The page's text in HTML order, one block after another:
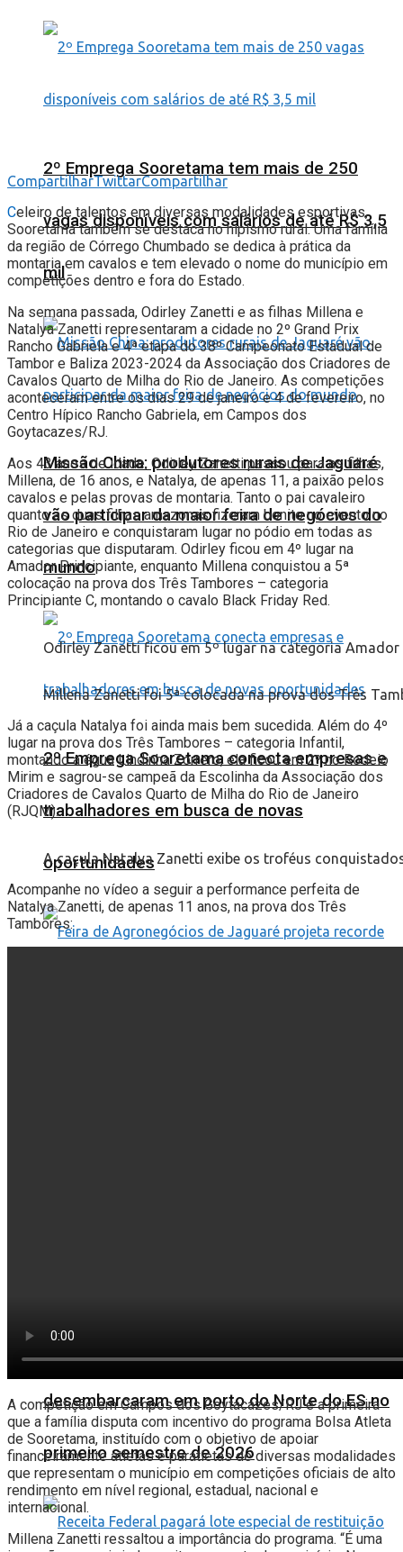
2º Emprega Sooretama tem mais de 250
vagas disponíveis com salários de até R$ 3,5
mil
Missão China: produtores rurais de Jaguaré
vão participar da maior feira de negócios do
mundo
2º Emprega Sooretama conecta empresas e
trabalhadores em busca de novas
oportunidades
desembarcaram em porto do Norte do ES no
primeiro semestre de 2026
CompartilharTwittarCompartilhar
Celeiro de talentos em diversas modalidades esportivas,
Sooretama também se destaca no hipismo rural. Uma família
da região de Córrego Chumbado se dedica à prática da
montaria em cavalos e tem elevado o nome do município em
competições dentro e fora do Estado.
Na semana passada, Odirley Zanetti e as filhas Millena e
Natalya Zanetti representaram a cidade no 2º Grand Prix
Rancho Gabriela e 4ª etapa do 38º Campeonato Estadual de
Tambor e Baliza 2023-2024 da Associação dos Criadores de
Cavalos Quarto de Milha do Rio de Janeiro. As competições
aconteceram entre os dias 29 de janeiro e 4 de fevereiro, no
Centro Hípico Rancho Gabriela, em Campos dos
Goytacazes/RJ.
Aos 43 anos de idade, Odirley Zanetti passou para as filhas,
Millena, de 16 anos, e Natalya, de apenas 11, a paixão pelos
cavalos e pelas provas de montaria. Tanto o pai cavaleiro
quanto as duas filhas amazonas fizeram bonito no evento no
Rio de Janeiro e conquistaram lugar no pódio em todas as
categorias que disputaram. Odirley ficou em 4º lugar na
Amador Principiante, enquanto Millena conquistou a 5ª
colocação na prova dos Três Tambores – categoria
Principiante C, montando o cavalo Black Friday Red.
Odirley Zanetti ficou em 5º lugar na categoria Amador
Millena Zanetti foi 5ª colocada na prova dos Três
Já a caçula Natalya foi ainda mais bem sucedida. Além do 4º
lugar na prova dos Três Tambores – categoria Infantil,
montando a égua Lindinha Zorrero, ela ficou em 2º no Rodeio
Mirim e sagrou-se campeã da Escolinha da Associação dos
Criadores de Cavalos Quarto de Milha do Rio de Janeiro
(RJQM).
A caçula Natalya Zanetti exibe os troféus
Acompanhe no vídeo a seguir a performance perfeita de
Natalya Zanetti, de apenas 11 anos, na prova dos Três
Tambores:
A competição em Campos dos Goytacazes/RJ é a primeira
que a família disputa com incentivo do programa Bolsa Atleta
de Sooretama, instituído com o objetivo de apoiar
financeiramente atletas e paratletas de diversas modalidades
que representam o município em competições oficiais de alto
rendimento em nível regional, estadual, nacional e
internacional.
Millena Zanetti ressaltou a importância do programa. “É uma